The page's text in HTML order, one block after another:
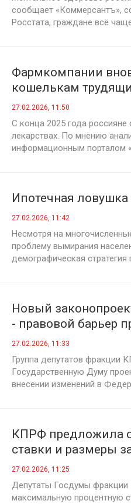
сообщает «Коммерсантъ»,
Росстата, граждане всё
Фармкомпании
кошелькам
27.02.2026, 11:50
С конца 2025 года
лекарствах. По мнению
информационным порталом
Ипотечная
27.02.2026, 11:42
Несмотря на
проблему вымирания
демографическая стратегия
Новый
- правовой барьер
анклавов
27.02.2026, 11:33
Группа депутатов фракции
Государственную Думу
внесении изменений в
КПРФ предложила
ставки и размеры
финансовых
27.02.2026, 11:25
Депутаты Госдумы
максимальную процентную